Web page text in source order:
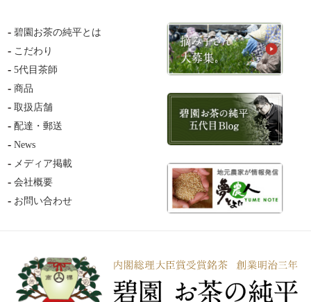
碧園お茶の純平とは
こだわり
5代目茶師
商品
取扱店舗
配達・郵送
News
メディア掲載
会社概要
お問い合わせ